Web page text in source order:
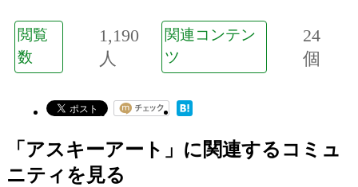
閲覧
数
1,190
人
関連コンテン
ツ
24
個
「アスキーアート」に関連するコミュ
ニティを見る